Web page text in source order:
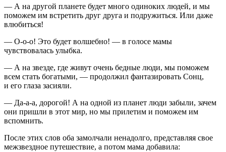
— А на другой планете будет много одиноких людей, и мы
поможем им встретить друг друга и подружиться. Или даже
влюбиться!
— О-о-о! Это будет волшебно! — в голосе мамы
чувствовалась улыбка.
— А на звезде, где живут очень бедные люди, мы поможем
всем стать богатыми, — продолжил фантазировать Сонц,
и его глаза засияли.
— Да-а-а, дорогой! А на одной из планет люди забыли, зачем
они пришли в этот мир, но мы прилетим и поможем им
вспомнить.
После этих слов оба замолчали ненадолго, представляя свое
межзвездное путешествие, а потом мама добавила: